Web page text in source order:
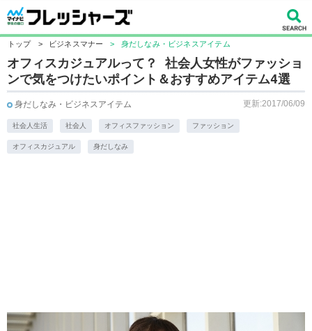
トップ > ビジネスマナー > 身だしなみ・ビジネスアイテム
オフィスカジュアルって？ 社会人女性がファッショ
ンで気をつけたいポイント＆おすすめアイテム4選
身だしなみ・ビジネスアイテム 更新:2017/06/09
社会人生活 社会人 オフィスファッション ファッション
オフィスカジュアル 身だしなみ